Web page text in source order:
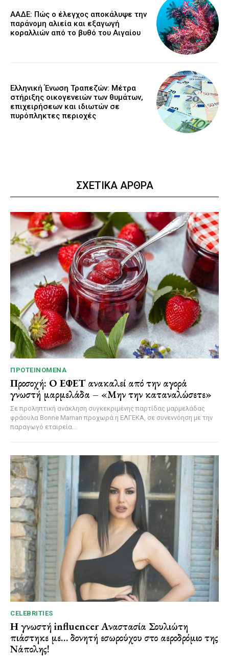
ΑΑΔΕ: Πώς ο έλεγχος αποκάλυψε την
παράνομη αλιεία και εξαγωγή
κοραλλιών από το βυθό του Αιγαίου
Ελληνική Ένωση Τραπεζών: Μέτρα
στήριξης οικογενειών των θυμάτων,
επιχειρήσεων και ιδιωτών σε
πυρόπληκτες περιοχές
ΣΧΕΤΙΚΑ ΑΡΘΡΑ
ΠΡΟΤΕΙΝΌΜΕΝΑ
Προσοχή: Ο ΕΦΕΤ ανακαλεί από την αγορά
γνωστή μαρμελάδα – «Μην την καταναλώσετε»
Σε προληπτική ανάκληση συγκεκριμένης παρτίδας μαρμελάδας
φράουλα Bonne Maman προχωρά η ΕΛΓΕΚΑ, σε συνεννόηση με την
παραγωγό εταιρεία...
CELEBRITIES
Η γνωστή influencer Αναστασία Σουλιώτη
πιάστηκε με… δονητή εσωρούχου στο αεροδρόμιο της
Νάπολης!